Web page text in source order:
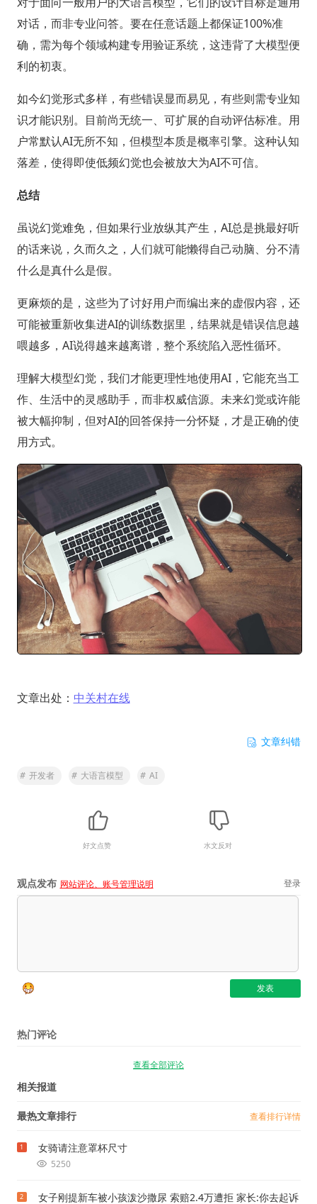
对话，而非专业问答。要在任意话题上都保证100%准
确，需为每个领域构建专用验证系统，这违背了大模型便
利的初衷。
如今幻觉形式多样，有些错误显而易见，有些则需专业知
识才能识别。目前尚无统一、可扩展的自动评估标准。用
户常默认AI无所不知，但模型本质是概率引擎。这种认知
落差，使得即使低频幻觉也会被放大为AI不可信。
总结
虽说幻觉难免，但如果行业放纵其产生，AI总是挑最好听
的话来说，久而久之，人们就可能懒得自己动脑、分不清
什么是真什么是假。
更麻烦的是，这些为了讨好用户而编出来的虚假内容，还
可能被重新收集进AI的训练数据里，结果就是错误信息越
喂越多，AI说得越来越离谱，整个系统陷入恶性循环。
理解大模型幻觉，我们才能更理性地使用AI，它能充当工
作、生活中的灵感助手，而非权威信源。未来幻觉或许能
被大幅抑制，但对AI的回答保持一分怀疑，才是正确的使
用方式。
文章出处： 中关村在线
文章纠错
# 开发者 # 大语言模型 # AI
好文点赞 水文反对
观点发布 网站评论、账号管理说明 登录
热门评论
查看全部评论
相关报道
最热文章排行 查看排行详情
1 女骑请注意罩杯尺寸
5250
2 女子刚提新车被小孩泼沙撒尿 索赔2.4万遭拒 家长:你去起诉